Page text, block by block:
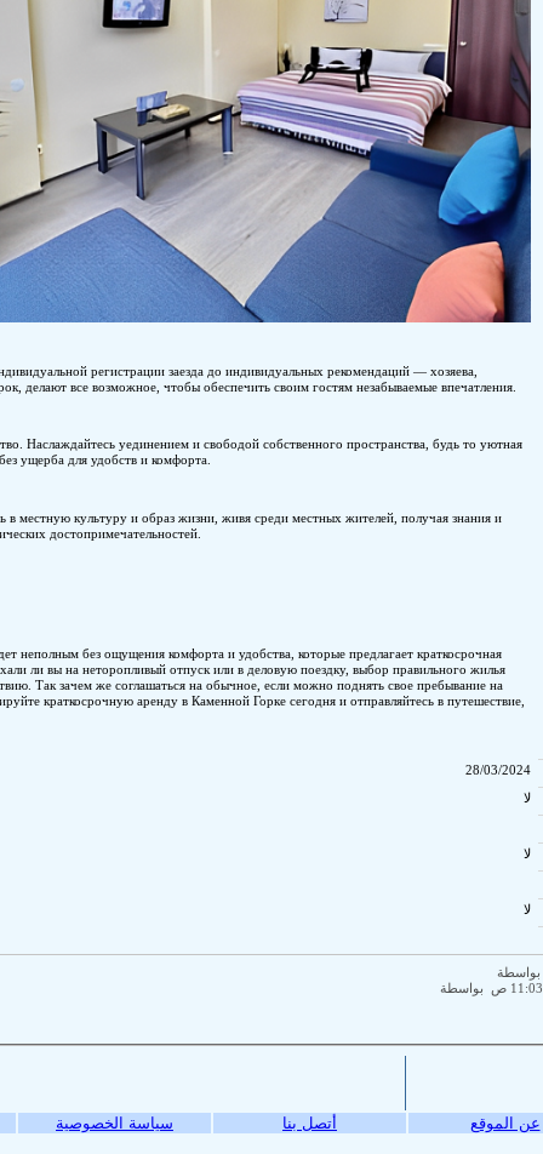
Персонализированный опыт: от индивидуальной
арендующие жилье на короткий срок, делают все возможное,
Конфиденциальность и пространство. Наслаждайтесь
студия или просторная квартира, без ущерба для удобств и
Местное погружение: погрузитесь в местную культуру и
опыт, выходящие за рамки туристических
Пребывание в Каменной Горке будет неполным без ощущения
аренда. Независимо от того, приехали ли вы на
задает тон всему вашему путешествию. Так зачем же
необыкновенную высоту? Забронируйте краткосрочную
الخصوصية مركز المساعدة